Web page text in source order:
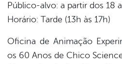
Público-alvo: a partir dos 18
Horário: Tarde (13h às 17h)
Oficina de Animação
os 60 Anos de Chico